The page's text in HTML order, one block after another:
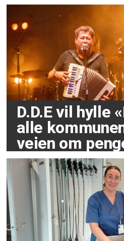
D.D.E vil hylle
alle
veien om